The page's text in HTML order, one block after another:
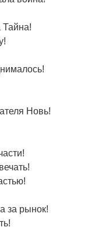
Тайна!
Новь!
за рынок!